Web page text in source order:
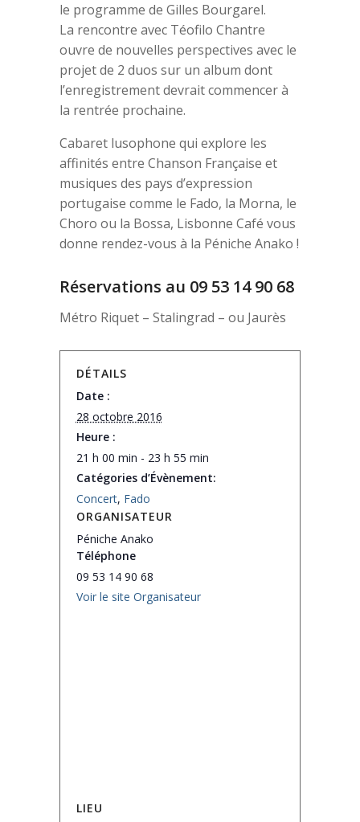
le programme de Gilles Bourgarel.
La rencontre avec Téofilo Chantre
ouvre de nouvelles perspectives avec le
projet de 2 duos sur un album dont
l’enregistrement devrait commencer à
la rentrée prochaine.
Cabaret lusophone qui explore les
affinités entre Chanson Française et
musiques des pays d’expression
portugaise comme le Fado, la Morna, le
Choro ou la Bossa, Lisbonne Café vous
donne rendez-vous à la Péniche Anako !
Réservations au 09 53 14 90 68
Métro Riquet – Stalingrad – ou Jaurès
DÉTAILS
Date :
28 octobre 2016
Heure :
21 h 00 min - 23 h 55 min
Catégories d’Évènement:
Concert, Fado
ORGANISATEUR
Péniche Anako
Téléphone
09 53 14 90 68
Voir le site Organisateur
LIEU